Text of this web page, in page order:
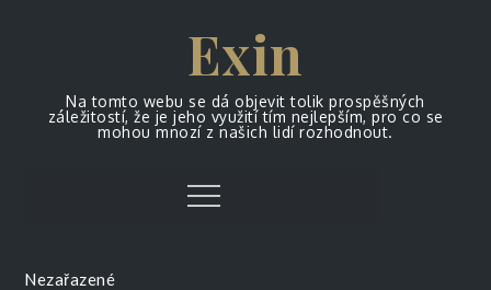
Exin
Na tomto webu se dá objevit tolik prospěšných
záležitostí, že je jeho využití tím nejlepším, pro co se
mohou mnozí z našich lidí rozhodnout.
Menu
Nezařazené